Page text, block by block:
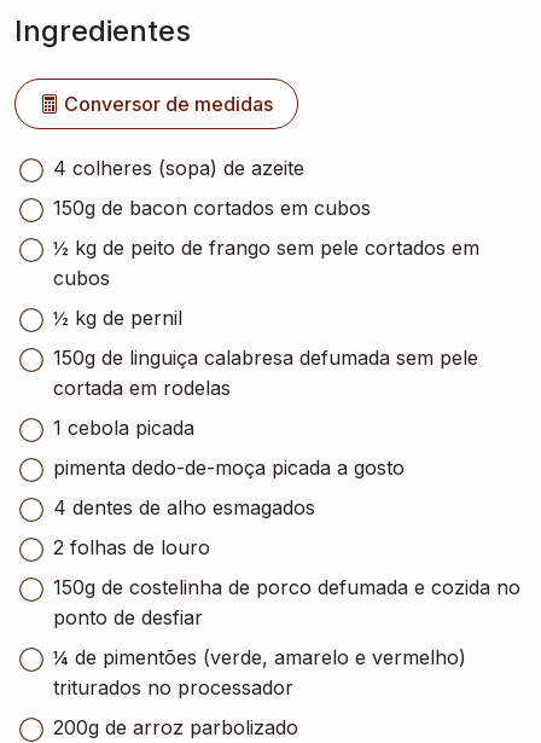
Ingredientes
Conversor de medidas
4 colheres (sopa) de azeite
150g de bacon cortados em cubos
½ kg de peito de frango sem pele cortados em
cubos
½ kg de pernil
150g de linguiça calabresa defumada sem pele
cortada em rodelas
1 cebola picada
pimenta dedo-de-moça picada a gosto
4 dentes de alho esmagados
2 folhas de louro
150g de costelinha de porco defumada e cozida no
ponto de desfiar
¼ de pimentões (verde, amarelo e vermelho)
triturados no processador
200g de arroz parbolizado